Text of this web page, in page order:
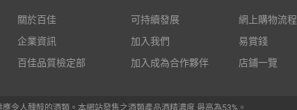
關於百佳
企業資訊
百佳品質檢定部
可持續發展
加入我們
加入成為合作夥伴
網上購物流程
易賞錢
店鋪一覽
令人醺醉的酒類。本網站發售之酒類產品酒精濃度 最高為53%。